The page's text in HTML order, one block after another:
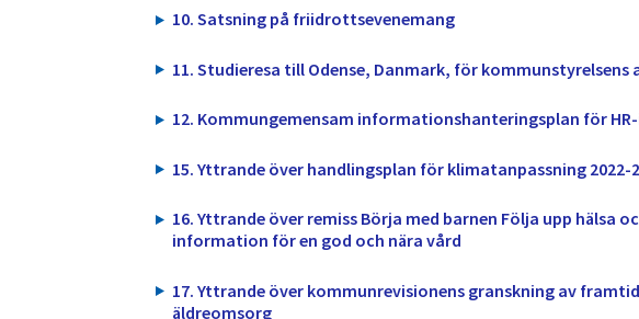
10. Satsning på friidrottsevenemang
11. Studieresa till Odense, Danmark, för
12. Kommungemensam informationshanteringsplan för
15. Yttrande över handlingsplan för klimatanpassning 2022-
16. Yttrande över remiss Börja med barnen Följa upp hälsa
information för en god och nära vård
17. Yttrande över kommunrevisionens granskning av
äldreomsorg